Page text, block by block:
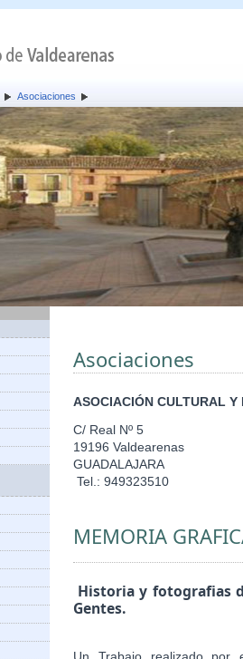
Asociaciones
Asociaciones
ASOCIACIÓN CULTURAL Y
C/ Real Nº 5
19196 Valdearenas
GUADALAJARA
Tel.: 949323510
MEMORIA
Historia y fotografias
Gentes.